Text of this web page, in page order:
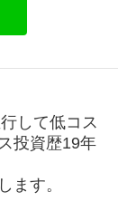
して低コス
投資歴19年
ます。